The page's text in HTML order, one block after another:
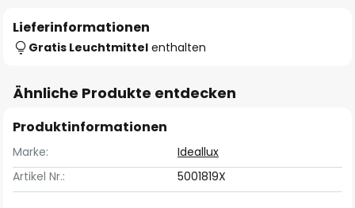
Lieferinformationen
Gratis Leuchtmittel enthalten
Ähnliche Produkte entdecken
Produktinformationen
Marke:
Ideallux
Artikel Nr.:
5001819X